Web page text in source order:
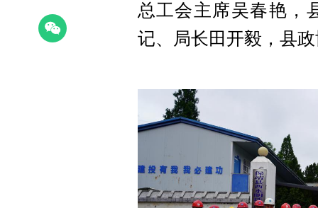
总工会主席吴春艳，
记、局长田开毅，县